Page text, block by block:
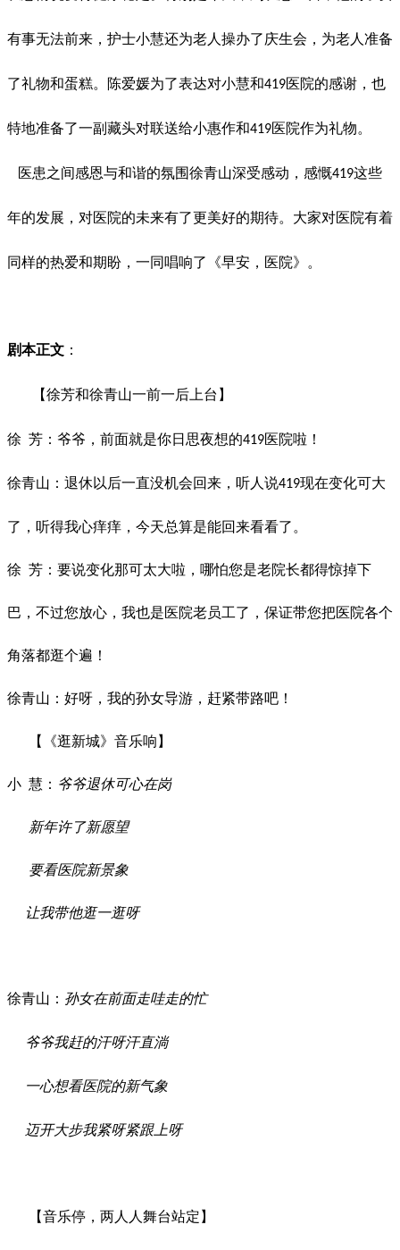
有事无法前来，护士小慧还为老人操办了庆生会，为老人准备
了礼物和蛋糕。陈爱媛为了表达对小慧和419医院的感谢，也
特地准备了一副藏头对联送给小惠作和419医院作为礼物。
医患之间感恩与和谐的氛围徐青山深受感动，感慨419这些
年的发展，对医院的未来有了更美好的期待。大家对医院有着
同样的热爱和期盼，一同唱响了《早安，医院》。
剧本正文 ：
【徐芳和徐青山一前一后上台】
徐 芳：爷爷，前面就是你日思夜想的419医院啦！
徐青山：退休以后一直没机会回来，听人说419现在变化可大
了，听得我心痒痒，今天总算是能回来看看了。
徐 芳：要说变化那可太大啦，哪怕您是老院长都得惊掉下
巴，不过您放心，我也是医院老员工了，保证带您把医院各个
角落都逛个遍！
徐青山：好呀，我的孙女导游，赶紧带路吧！
【《逛新城》音乐响】
小 慧： 爷爷退休可心在岗
新年许了新愿望
要看医院新景象
让我带他逛一逛呀
徐青山 ： 孙女在前面走哇走的忙
爷爷我赶的汗呀汗直淌
一心想看医院的新气象
迈开大步我紧呀紧跟上呀
【音乐停，两人人舞台站定】